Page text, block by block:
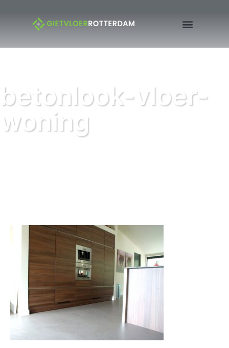
betonlook-vloer-
woning